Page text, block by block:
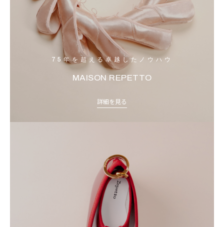
75年を超える卓越したノウハウ
MAISON REPETTO
詳細を見る